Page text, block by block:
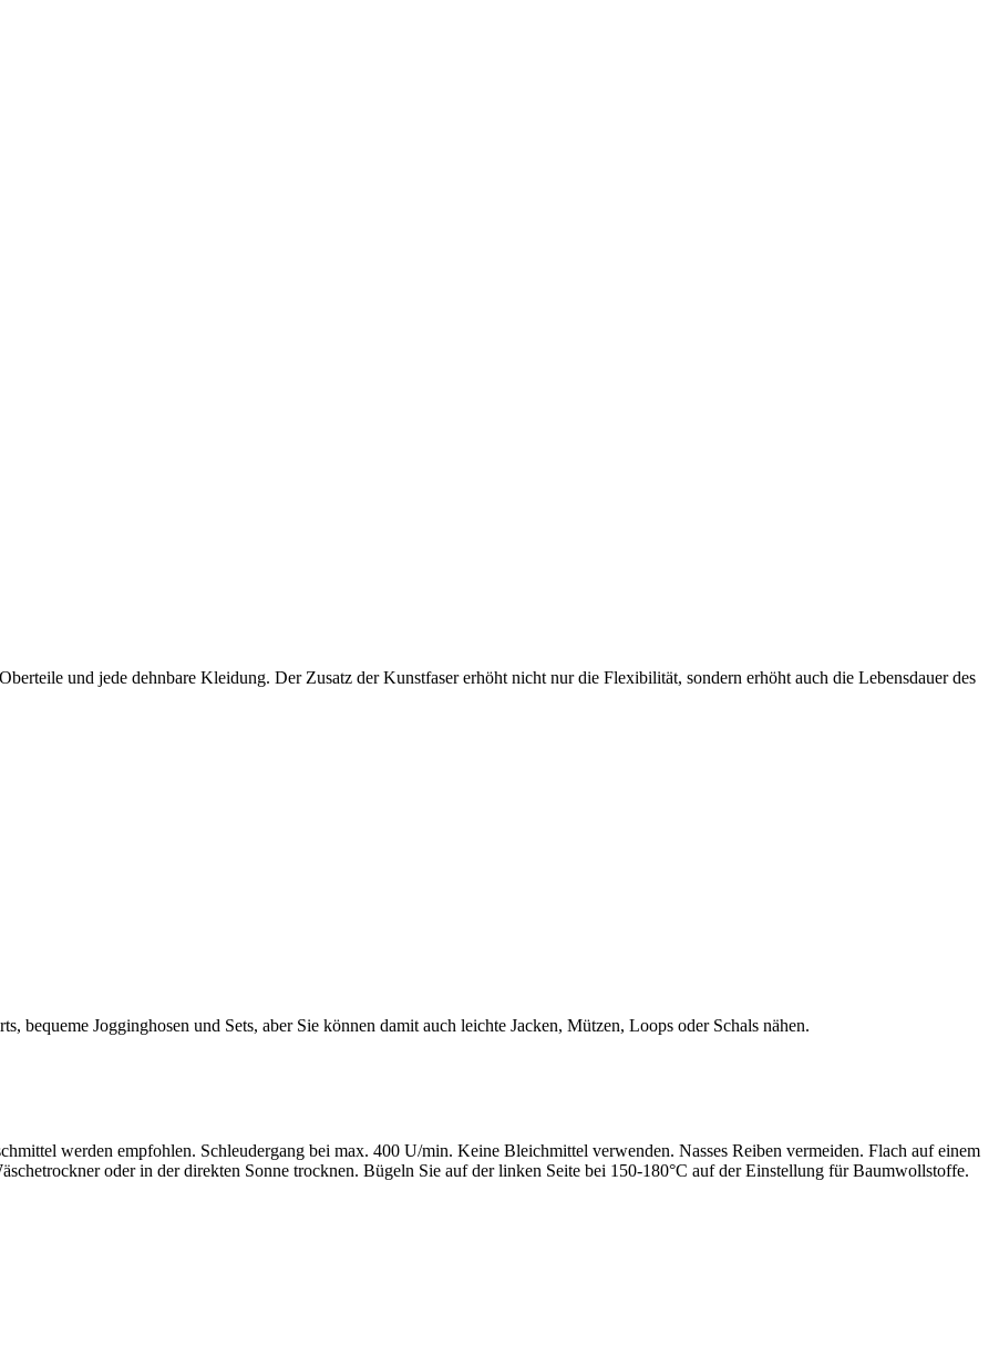
und jede dehnbare Kleidung. Der Zusatz der Kunstfaser erhöht nicht nur die Flexibilität, sondern erhöht auch die Lebensdauer des
bequeme Jogginghosen und Sets, aber Sie können damit auch leichte Jacken, Mützen, Loops oder Schals nähen.
werden empfohlen. Schleudergang bei max. 400 U/min. Keine Bleichmittel verwenden. Nasses Reiben vermeiden. Flach auf einem
oder in der direkten Sonne trocknen. Bügeln Sie auf der linken Seite bei 150-180°C auf der Einstellung für Baumwollstoffe.